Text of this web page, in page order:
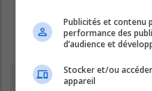
Information
Publicités et contenu
performance des
d’audience et
Stocker et/ou
appareil